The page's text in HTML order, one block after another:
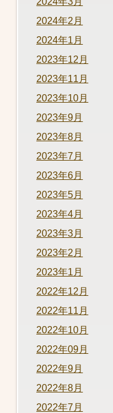
2024年2月
2024年1月
2023年12月
2023年11月
2023年10月
2023年9月
2023年8月
2023年7月
2023年6月
2023年5月
2023年4月
2023年3月
2023年2月
2023年1月
2022年12月
2022年11月
2022年10月
2022年09月
2022年9月
2022年8月
2022年7月